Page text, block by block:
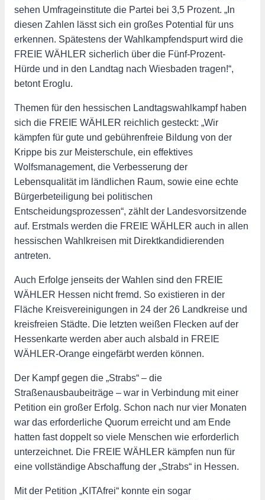
sehen Umfrageinstitute die Partei bei 3,5 Prozent. „In
diesen Zahlen lässt sich ein großes Potential für uns
erkennen. Spätestens der Wahlkampfendspurt wird die
FREIE WÄHLER sicherlich über die Fünf-Prozent-
Hürde und in den Landtag nach Wiesbaden tragen!“,
betont Eroglu.
Themen für den hessischen Landtagswahlkampf haben
sich die FREIE WÄHLER reichlich gesteckt: „Wir
kämpfen für gute und gebührenfreie Bildung von der
Krippe bis zur Meisterschule, ein effektives
Wolfsmanagement, die Verbesserung der
Lebensqualität im ländlichen Raum, sowie eine echte
Bürgerbeteiligung bei politischen
Entscheidungsprozessen“, zählt der Landesvorsitzende
auf. Erstmals werden die FREIE WÄHLER auch in allen
hessischen Wahlkreisen mit Direktkandidierenden
antreten.
Auch Erfolge jenseits der Wahlen sind den FREIE
WÄHLER Hessen nicht fremd. So existieren in der
Fläche Kreisvereinigungen in 24 der 26 Landkreise und
kreisfreien Städte. Die letzten weißen Flecken auf der
Hessenkarte werden aber auch alsbald in FREIE
WÄHLER-Orange eingefärbt werden können.
Der Kampf gegen die „Strabs“ – die
Straßenausbaubeiträge – war in Verbindung mit einer
Petition ein großer Erfolg. Schon nach nur vier Monaten
war das erforderliche Quorum erreicht und am Ende
hatten fast doppelt so viele Menschen wie erforderlich
unterzeichnet. Die FREIE WÄHLER kämpfen nun für
eine vollständige Abschaffung der „Strabs“ in Hessen.
Mit der Petition „KITAfrei“ konnte ein sogar